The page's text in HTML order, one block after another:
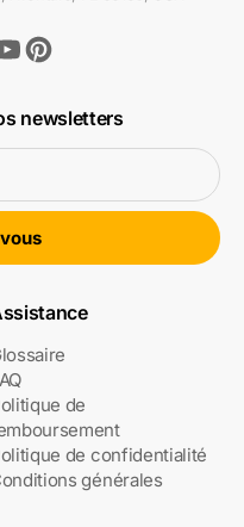
Pinterest
newsletters
de
de confidentialité
générales